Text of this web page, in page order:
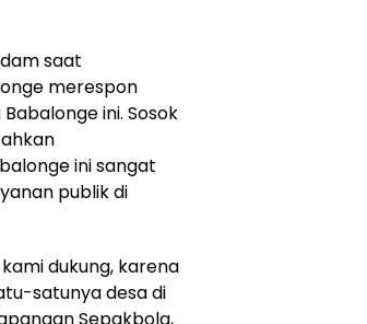
saat
merespon
ini. Sosok
ini sangat
publik di
dukung, karena
satunya desa di
Sepakbola,